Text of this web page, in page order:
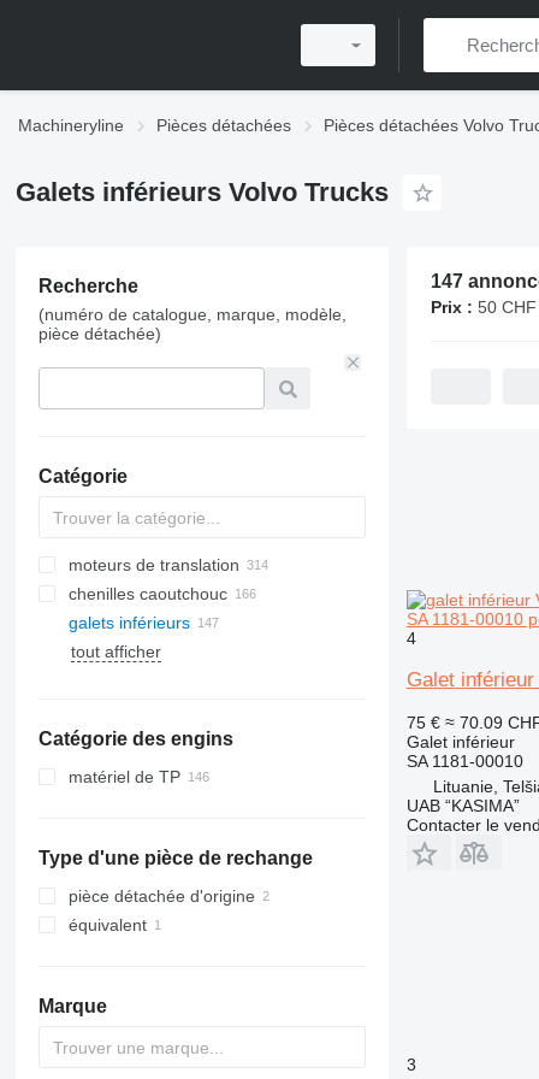
Machineryline Pièces détachées Pièces détachées Volvo
Galets inférieurs Volvo Trucks
Recherche
(numéro de catalogue, marque, modèle,
pièce détachée)
Catégorie
moteurs de translation
chenilles caoutchouc
chaînes de chenille
chenilles en caoutchouc
systèmes de chenilles
galets inférieurs
tout afficher
Catégorie des engins
matériel de TP
Type d'une pièce de rechange
pièce détachée d'origine
équivalent
Marque
Prix : 50 CHF -
SA 1181-00010
4
Galet
75 € ≈ 70.09
Galet inférieur
SA 1181-00010
Lituanie,
UAB “KASIMA”
Contacter le
3